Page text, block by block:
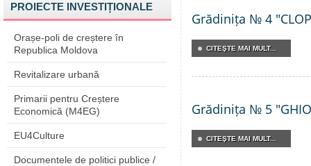
PROIECTE INVESTIȚIONALE
Orașe-poli de creștere în
Republica Moldova
Revitalizare urbană
Primarii pentru Creștere
Economică (M4EG)
EU4Culture
Documentele de politici publice /
Grădinița № 4
CITEŞTE MAI MULT...
Grădinița № 5
CITEŞTE MAI MULT...